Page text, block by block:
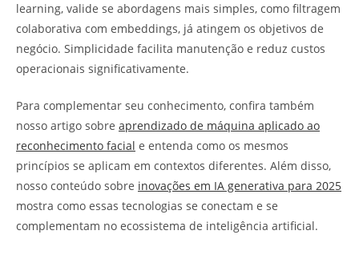
learning, valide se abordagens mais simples, como filtragem
colaborativa com embeddings, já atingem os objetivos de
negócio. Simplicidade facilita manutenção e reduz custos
operacionais significativamente.
Para complementar seu conhecimento, confira também
nosso artigo sobre aprendizado de máquina aplicado ao
reconhecimento facial e entenda como os mesmos
princípios se aplicam em contextos diferentes. Além disso,
nosso conteúdo sobre inovações em IA generativa para 2025
mostra como essas tecnologias se conectam e se
complementam no ecossistema de inteligência artificial.